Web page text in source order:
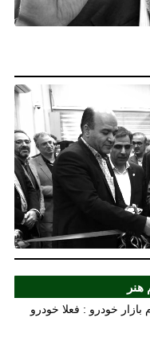
خودرو : فعلا خودرو